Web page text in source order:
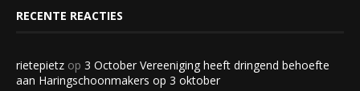
RECENTE REACTIES
rietepietz op 3 October Vereeniging heeft dringend behoefte
aan Haringschoonmakers op 3 oktober